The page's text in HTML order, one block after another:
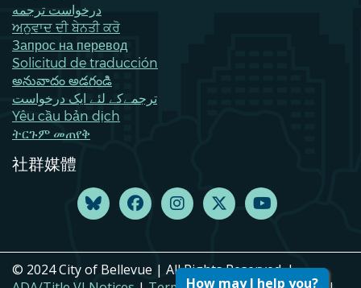
How may I help you?
درخواست ترجمه
ਅਨੁਵਾਦ ਦੀ ਬੇਨਤੀ ਕਰੋ
Запрос на перевод
Solicitud de traducción
అనువాదం అడగండి
ترجمےکے لئے ایک درخواست
Yêu cầu bản dịch
ትርጉም መጠየቅ
社群媒體
© 2024 City of Bellevue | All Rights Reserved. |